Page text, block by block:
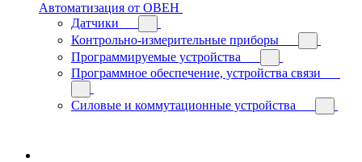
Автоматизация от ОВЕН
Датчики
Контрольно-измерительные приборы
Программируемые устройства
Программное обеспечение, устройства связи
Силовые и коммутационные устройства